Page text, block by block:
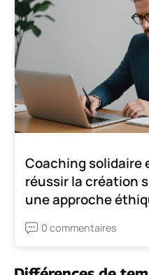
Coaching solidaire
réussir la création
une approche
0 commentaires